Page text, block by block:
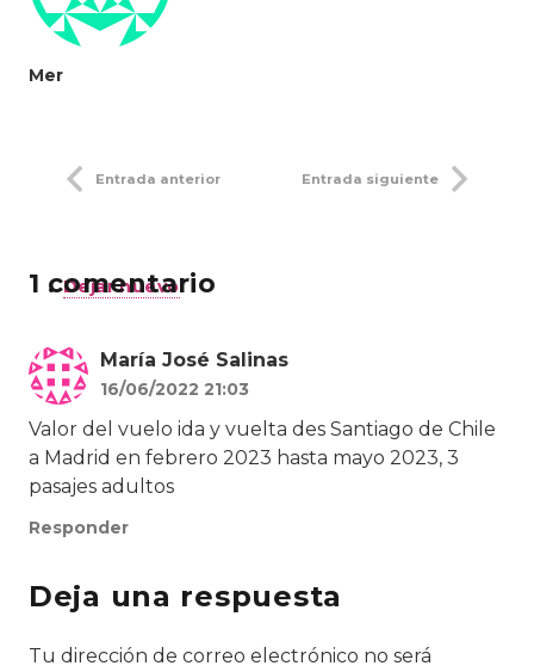
Mer
Entrada anterior Entrada siguiente
1 comentario
. Dejar nuevo
María José Salinas
16/06/2022 21:03
Valor del vuelo ida y vuelta des Santiago de Chile
a Madrid en febrero 2023 hasta mayo 2023, 3
pasajes adultos
Responder
Deja una respuesta
Tu dirección de correo electrónico no será